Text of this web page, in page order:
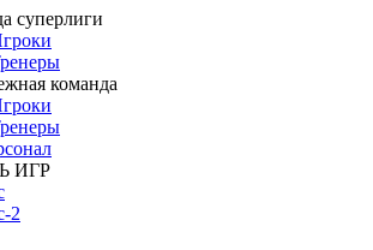
суперлиги
команда
ИГР
2